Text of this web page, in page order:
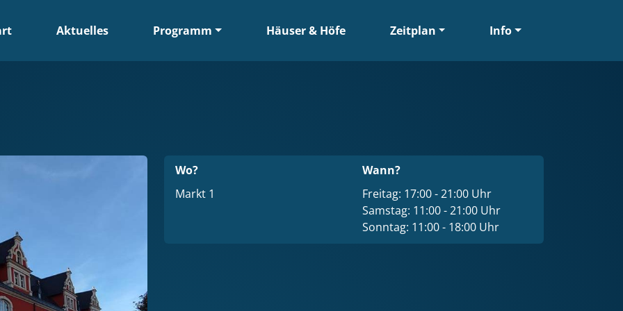
Aktuelles Programm Häuser & Höfe Zeitplan Info
Wo?
Markt 1
Wann?
Freitag: 17:00 - 21:00 Uhr
Samstag: 11:00 - 21:00 Uhr
Sonntag: 11:00 - 18:00 Uhr